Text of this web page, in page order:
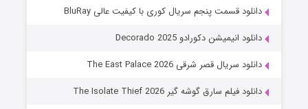
جادوگری در مغولستان
قسمت۱۴ (زیرنویس) منتشر شد
دانلود قسمت پنجم سریال کوری با کیفیت عالی BluRay
دانلود انیمیشن دکورادو Decorado 2025
دانلود سریال قصر شرقی The East Palace 2026
دانلود فیلم سارق گوشه گیر The Isolate Thief 2026